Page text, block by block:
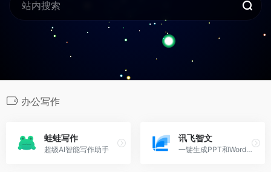
办公写作
蛙蛙写作
超级AI智能写作助手
讯飞智文
一键生成PPT和Word，让学习生活更轻松。